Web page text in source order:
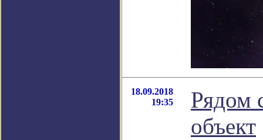
18.09.2018
19:35
Рядом
объект